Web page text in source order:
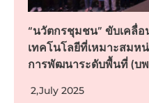
“นวัตกรชุมชน” ขับเคลื่
เทคโนโลยีที่เหมาะสมห
การพัฒนาระดับพื้นที่ (บ
2,July 2025